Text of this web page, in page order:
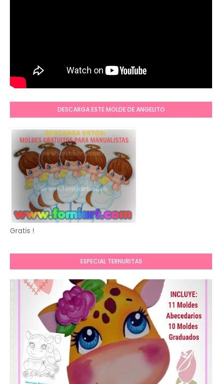
DESCARGA ESTE MOLDE DE ANGELITO
Gratis !
ESPECIAL TERNURITAS